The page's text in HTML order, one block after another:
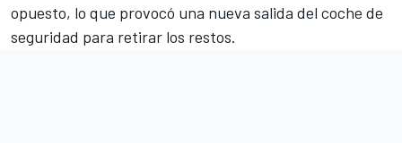
opuesto, lo que provocó una nueva salida del coche de
seguridad para retirar los restos.